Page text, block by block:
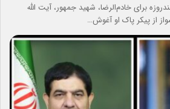
برای خادم‌الرضا، شهید جمهور، آیت الله
از پیکر پاک او آغوش…